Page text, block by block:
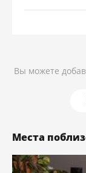
Вы можете
Места